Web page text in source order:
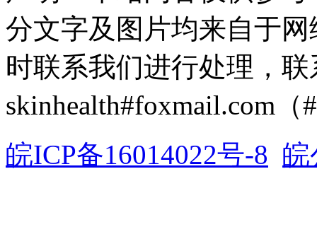
分文字及图片均来自于
时联系我们进行处理，
skinhealth#foxmail.com（
皖ICP备16014022号-8 皖